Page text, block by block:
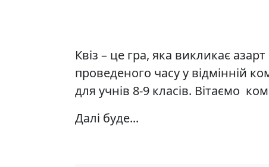
Квіз – це гра, яка викликає
проведеного часу у відмінній
для учнів 8-9 класів. Вітаємо
Далі буде...